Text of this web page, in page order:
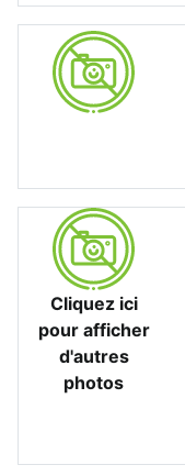
Cliquez ici
pour afficher
d'autres
photos